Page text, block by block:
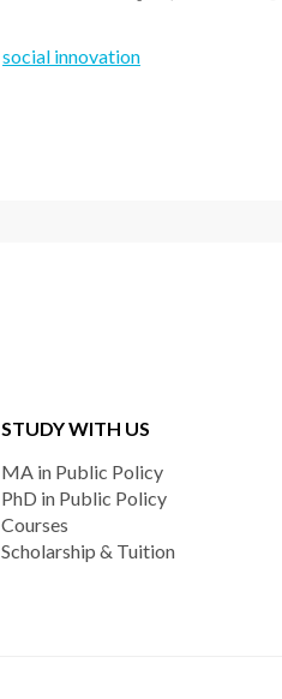
social innovation
STUDY WITH US
MA in Public Policy
PhD in Public Policy
Courses
Scholarship & Tuition